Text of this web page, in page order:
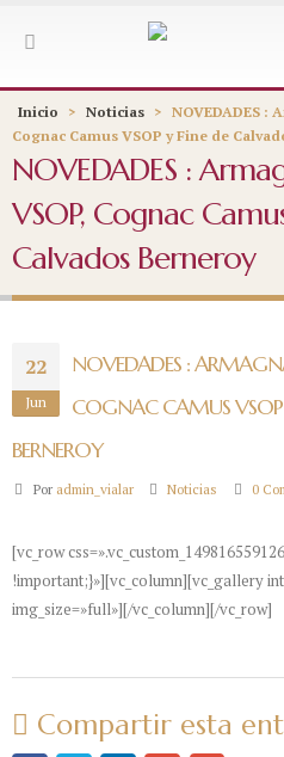
Inicio > Noticias > NOVEDADES :
Cognac Camus VSOP y Fine de
NOVEDADES :
VSOP, Cognac
Calvados Berneroy
22
Jun
NOVEDADES :
COGNAC CAMUS
BERNEROY
Por admin_vialar Noticias 0
[vc_row
!important;}»][vc_column][vc_gallery
img_size=»full»][/vc_column][/vc_row]
Compartir esta